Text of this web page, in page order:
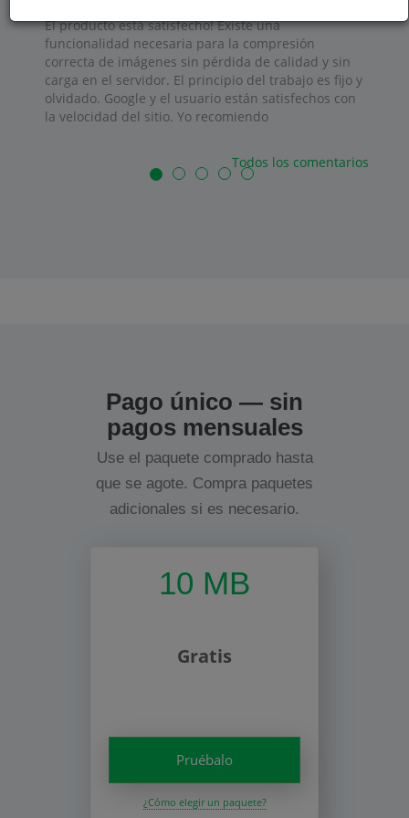
El producto está satisfecho! Existe una
funcionalidad necesaria para la compresión
correcta de imágenes sin pérdida de calidad y sin
carga en el servidor. El principio del trabajo es fijo y
olvidado. Google y el usuario están satisfechos con
la velocidad del sitio. Yo recomiendo
Todos los comentarios
Pago único — sin
pagos mensuales
Use el paquete comprado hasta
que se agote. Compra paquetes
adicionales si es necesario.
10 MB
Gratis
Pruébalo
¿Cómo elegir un paquete?